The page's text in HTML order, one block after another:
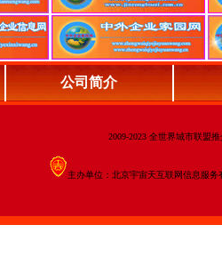
公司简介
2009-2023 全世界城市联盟
主办单位：北京宇宙天互联网信息服